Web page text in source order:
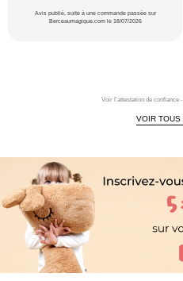
Avis publié, suite à une commande passée sur
Berceaumagique.com le 18/07/2026
Voir l'attestation de confiance
VOIR TOUS